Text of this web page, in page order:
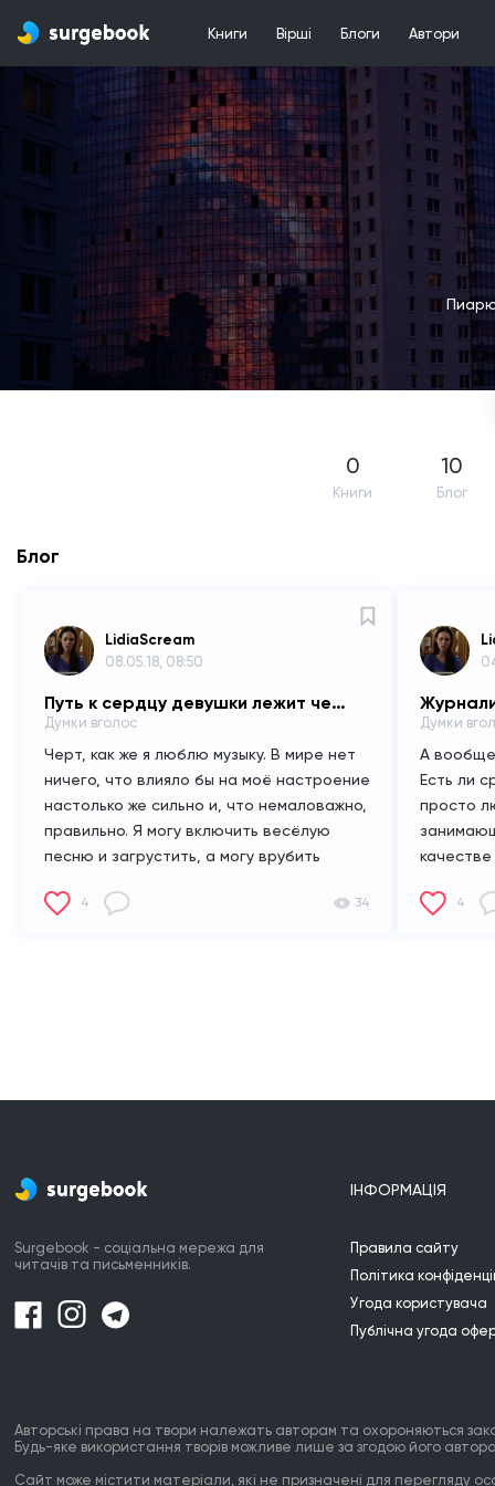
Книги Вірші Блоги Автори
0
Книги
10
Блог
Блог
LidiaScream
08.05.18, 08:50
Путь к сердцу девушки лежит через хороший трек
Думки вголос
Черт, как же я люблю музыку. В мире нет
ничего, что влияло бы на моё настроение
настолько же сильно и, что немаловажно,
правильно. Я могу включить весёлую
песню и загрустить, а могу врубить
тепло. Всё это настолько персонально. И
том, что она надоедает. И самое
любимую песню.
4 34
Думки
А вообще
Есть ли
просто
самое
4
Surgebook - соціальна мережа для
читачів та письменників.
ІНФОРМАЦІЯ
Правила сайту
Політика
Угода користувача
Публічна угода
Авторські права на твори належать авторам та охороняються
Будь-яке використання творів можливе лише за згодою його
Сайт може містити матеріали, які не призначені для перегляду